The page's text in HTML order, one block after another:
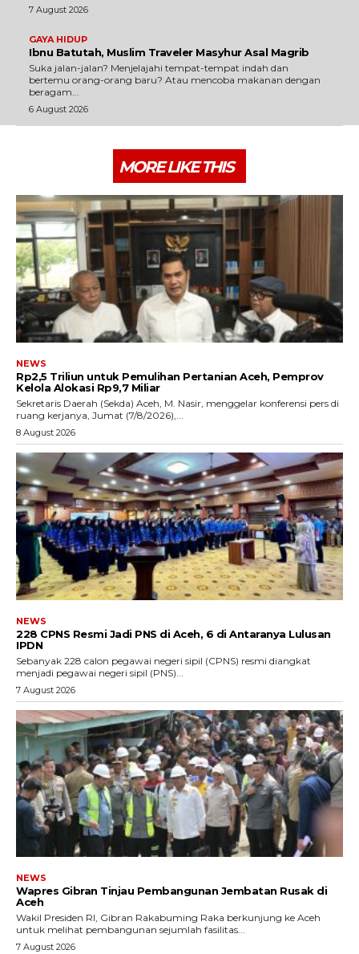
7 August 2026
GAYA HIDUP
Ibnu Batutah, Muslim Traveler Masyhur Asal Magrib
Suka jalan-jalan? Menjelajahi tempat-tempat indah dan
bertemu orang-orang baru? Atau mencoba makanan dengan
beragam...
6 August 2026
MORE LIKE THIS
NEWS
Rp2,5 Triliun untuk Pemulihan Pertanian Aceh, Pemprov
Kelola Alokasi Rp9,7 Miliar
‎Sekretaris Daerah (Sekda) Aceh, M. Nasir, menggelar konferensi pers di
ruang kerjanya, Jumat (7/8/2026),...
8 August 2026
NEWS
228 CPNS Resmi Jadi PNS di Aceh, 6 di Antaranya Lulusan
IPDN
Sebanyak 228 calon pegawai negeri sipil (CPNS) resmi diangkat
menjadi pegawai negeri sipil (PNS)...
7 August 2026
NEWS
Wapres Gibran Tinjau Pembangunan Jembatan Rusak di
Aceh
Wakil Presiden RI, Gibran Rakabuming Raka berkunjung ke Aceh
untuk melihat pembangunan sejumlah fasilitas...
7 August 2026